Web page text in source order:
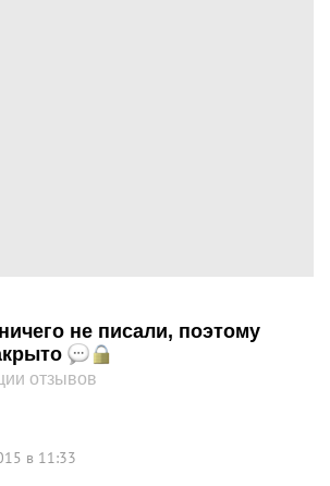
не писали, поэтому
отзывов
в 11:33